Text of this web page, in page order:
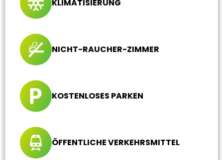
KLIMATISIERUNG
NICHT-RAUCHER-ZIMMER
KOSTENLOSES PARKEN
ÖFFENTLICHE VERKEHRSMITTEL